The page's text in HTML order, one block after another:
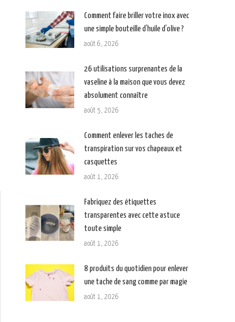
Comment faire briller votre inox avec
une simple bouteille d’huile d’olive ?
août 6, 2026
26 utilisations surprenantes de la
vaseline à la maison que vous devez
absolument connaître
août 5, 2026
Comment enlever les taches de
transpiration sur vos chapeaux et
casquettes
août 1, 2026
Fabriquez des étiquettes
transparentes avec cette astuce
toute simple
août 1, 2026
8 produits du quotidien pour enlever
une tache de sang comme par magie
août 1, 2026